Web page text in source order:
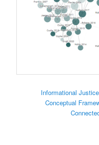
Informational
Conceptual